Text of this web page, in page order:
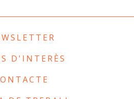
D'INTERÈS